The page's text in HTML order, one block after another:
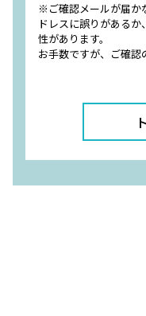
※ご確認メールが届か
ドレスに誤りがある
性があります。
お手数ですが、ご確認